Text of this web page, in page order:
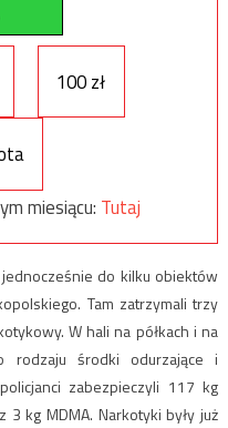
100 zł
miesiącu: Tutaj
do kilku obiektów
Tam zatrzymali trzy
W hali na półkach i na
rodzaju środki odurzające i
zabezpieczyli 117 kg
kg MDMA. Narkotyki były już